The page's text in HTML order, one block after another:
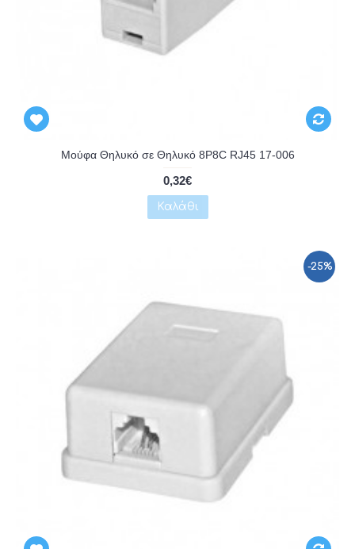
Μούφα Θηλυκό σε Θηλυκό 8P8C RJ45 17-006
0,32€
Καλάθι
-25%